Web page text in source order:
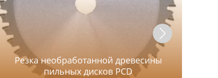
Резка необработанной древесины
пильных дисков PCD